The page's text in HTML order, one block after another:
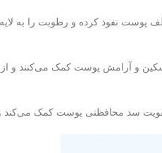
پوست نفوذ کرده و رطوبت
و آرامش پوست کمک می‌کنند و از
و تقویت سد محافظتی پوست کمک